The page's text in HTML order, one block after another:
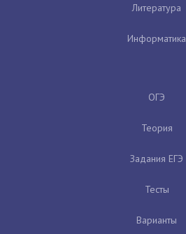
Литература
Информатика
ОГЭ
Теория
Задания ЕГЭ
Тесты
Варианты